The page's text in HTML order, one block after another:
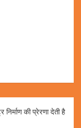
निर्माण की प्रेरणा देती है